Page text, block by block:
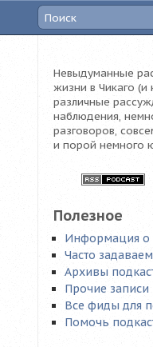
Невыдуманные
жизни в Чикаго (и
различные
наблюдения,
разговоров,
и порой немного
Полезное
Информация о
Часто
Архивы
Прочие записи
Все фиды для
Помочь